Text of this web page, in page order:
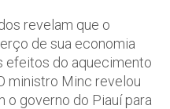
revelam que o
de sua economia
efeitos do aquecimento
ministro Minc revelou
o governo do Piauí para